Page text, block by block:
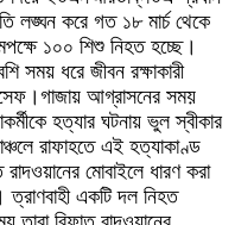
লঙ্ঘন করে গত ১৮ মার্চ থেকে
১০০ শিশু নিহত হচ্ছে।
সময় ধরে জীবন রক্ষাকারী
আগ্রাসনের সময়
হত্যার ঘটনায় ভুল স্বীকার
রাফাহতে এই হত্যাকাণ্ড
মোবাইলে ধারণ করা
ত্রাণবাহী একটি দল নিহত